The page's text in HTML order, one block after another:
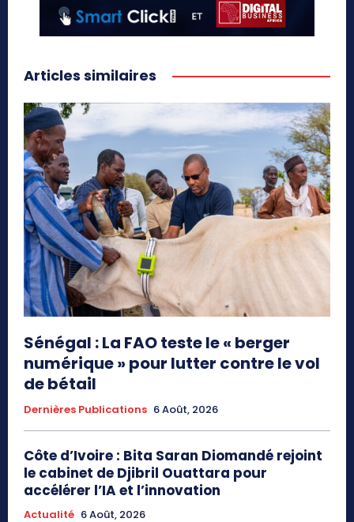
Articles similaires
Sénégal : La FAO teste le « berger
numérique » pour lutter contre le vol
de bétail
Dernières Publications 6 Août, 2026
Côte d’Ivoire : Bita Saran Diomandé rejoint
le cabinet de Djibril Ouattara pour
accélérer l’IA et l’innovation
Actualité 6 Août, 2026